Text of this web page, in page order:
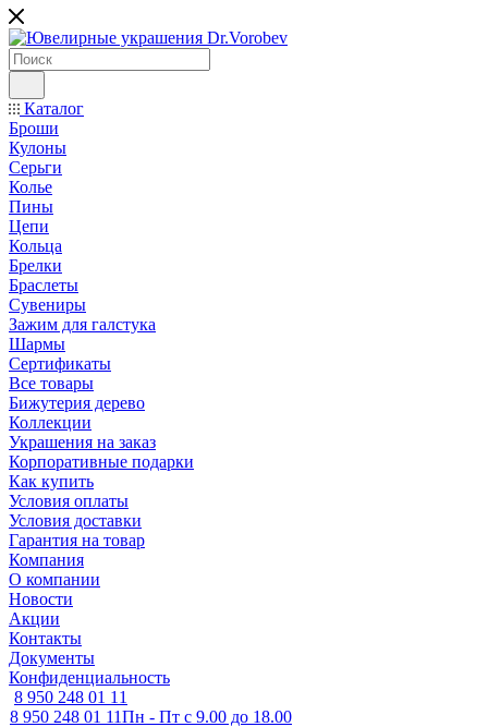
Каталог
Броши
Кулоны
Серьги
Колье
Пины
Цепи
Кольца
Брелки
Браслеты
Сувениры
Зажим для галстука
Шармы
Сертификаты
Все товары
Бижутерия дерево
Коллекции
Украшения на заказ
Корпоративные подарки
Как купить
Условия оплаты
Условия доставки
Гарантия на товар
Компания
О компании
Новости
Акции
Контакты
Документы
Конфиденциальность
8 950 248 01 11
8 950 248 01 11Пн - Пт с 9.00 до 18.00